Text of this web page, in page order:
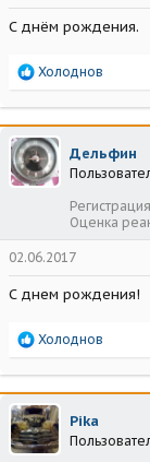
С днём рождения.
Р
а
к
ц
и
и
Холоднов
Дельфин
Регистрация
Оценка
02.06.2017
С днем рождения!
Р
а
к
ц
и
и
Холоднов
Pika